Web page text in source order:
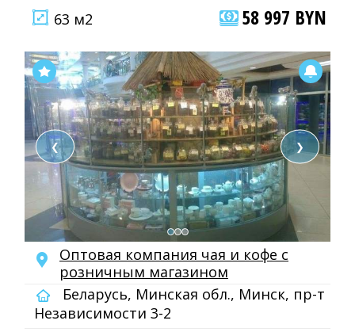
63 м2
58 997 BYN
❮ ❯
Оптовая компания чая и кофе с
розничным магазином
Беларусь, Минская обл., Минск, пр-т
Независимости 3-2